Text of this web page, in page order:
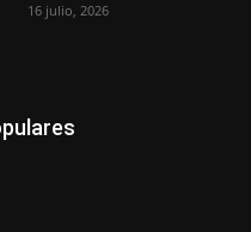
16 julio, 2026